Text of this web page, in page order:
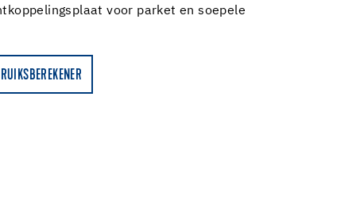
voor parket en soepele